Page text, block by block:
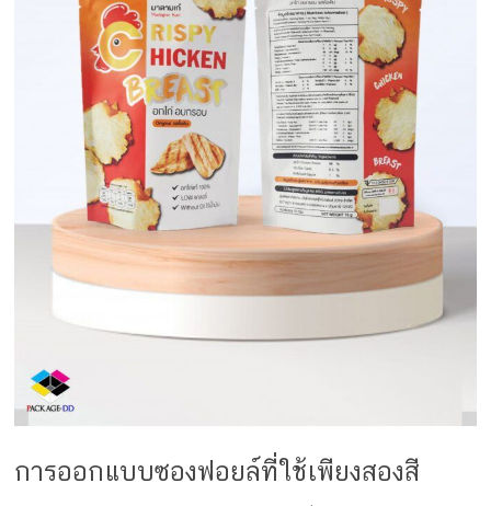
การออกแบบซองฟอยล์ที่ใช้เพียงสองสี